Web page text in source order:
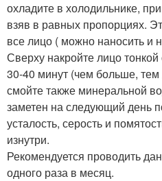
охладите в холодильнике,
взяв в равных пропорциях.
все лицо ( можно наносить и
Сверху накройте лицо
30-40 минут (чем больше,
смойте также минеральной
заметен на следующий день
усталость, серость и
изнутри.
Рекомендуется проводить
одного раза в месяц.